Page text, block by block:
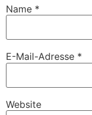
Name *
E-Mail-Adresse *
Website